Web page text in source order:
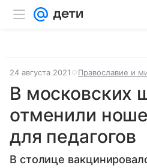
24 августа 2021 Православие и
В московских
отменили
для педагогов
В столице